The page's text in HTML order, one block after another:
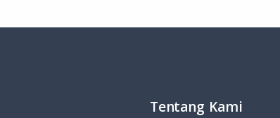
Tentang Kami